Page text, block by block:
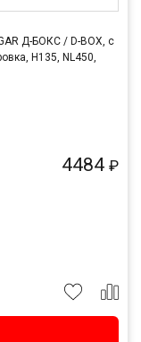
Д-БОКС / D-BOX, с
H135, NL450,
4484 ₽